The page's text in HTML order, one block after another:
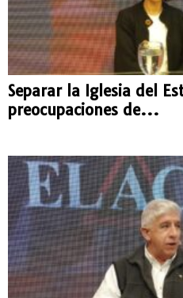
Separar la Iglesia del
preocupaciones de...